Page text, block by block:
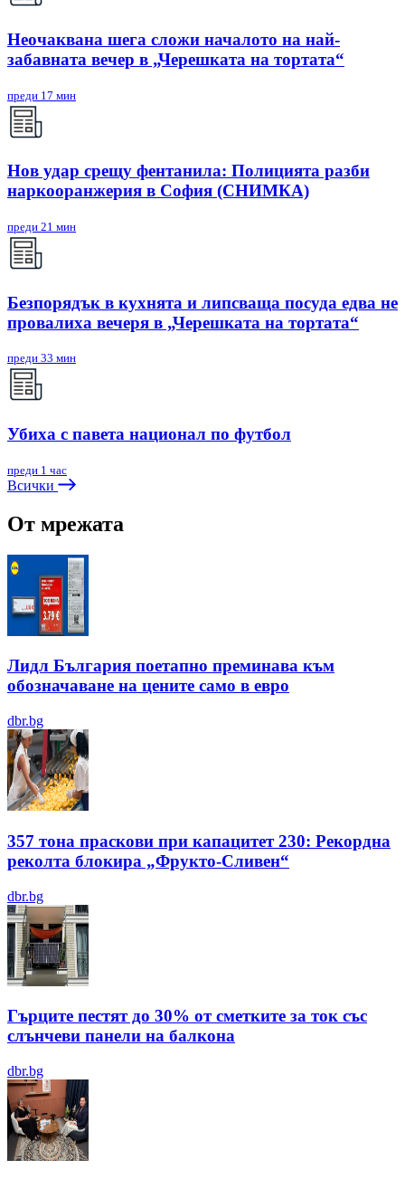
Неочаквана шега сложи началото на най-
забавната вечер в „Черешката на тортата“
преди 17 мин
Нов удар срещу фентанила: Полицията разби
наркооранжерия в София (СНИМКА)
преди 21 мин
Безпорядък в кухнята и липсваща посуда едва не
провалиха вечеря в „Черешката на тортата“
преди 33 мин
Убиха с павета национал по футбол
преди 1 час
Всички
От мрежата
Лидл България поетапно преминава към
обозначаване на цените само в евро
dbr.bg
357 тона праскови при капацитет 230: Рекордна
реколта блокира „Фрукто-Сливен“
dbr.bg
Гърците пестят до 30% от сметките за ток със
слънчеви панели на балкона
dbr.bg